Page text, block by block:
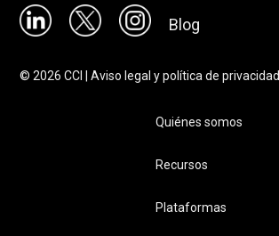
Blog
©2026 CCI |Aviso legal y política de privacidad
Quiénes somos
Recursos
Plataformas